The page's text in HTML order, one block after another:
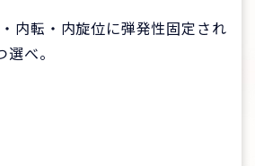
内転・内旋位に弾発性固定され
べ。